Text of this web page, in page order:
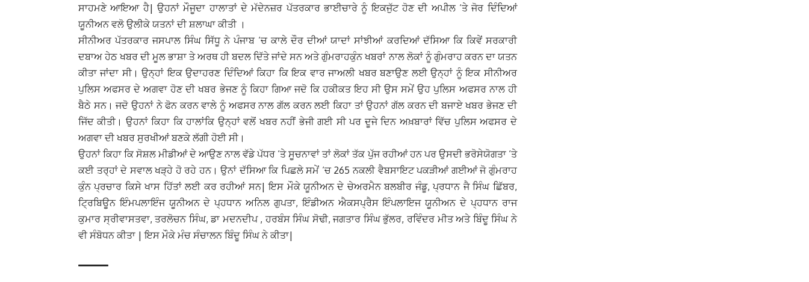
ਸਾਹਮਣੇ ਆਇਆ ਹੈ| ਉਹਨਾਂ ਮੌਜੂਦਾ ਹਾਲਾਤਾਂ ਦੇ ਮੱਦੇਨਜ਼ਰ ਪੱਤਰਕਾਰ ਭਾਈਚਾਰੇ ਨੂੰ ਇਕਜੁੱਟ ਹੋਣ ਦੀ ਅਪੀਲ ‘ਤੇ ਜੋਰ ਦਿੰਦਿਆਂ
ਯੂਨੀਅਨ ਵਲੋ ਉਲੀਕੇ ਯਤਨਾਂ ਦੀ ਸ਼ਲਾਘਾ ਕੀਤੀ ।
ਸੀਨੀਅਰ ਪੱਤਰਕਾਰ ਜਸਪਾਲ ਸਿੰਘ ਸਿੱਧੂ ਨੇ ਪੰਜਾਬ ‘ਚ ਕਾਲੇ ਦੌਰ ਦੀਆਂ ਯਾਦਾਂ ਸਾਂਝੀਆਂ ਕਰਦਿਆਂ ਦੱਸਿਆ ਕਿ ਕਿਵੇਂ ਸਰਕਾਰੀ
ਦਬਾਅ ਹੇਠ ਖਬਰ ਦੀ ਮੂਲ ਭਾਸ਼ਾ ਤੇ ਅਰਥ ਹੀ ਬਦਲ ਦਿੱਤੇ ਜਾਂਦੇ ਸਨ ਅਤੇ ਗੁੰਮਰਾਹਕੁੰਨ ਖਬਰਾਂ ਨਾਲ ਲੋਕਾਂ ਨੂੰ ਗੁੰਮਰਾਹ ਕਰਨ ਦਾ ਯਤਨ
ਕੀਤਾ ਜਾਂਦਾ ਸੀ। ਉਨ੍ਹਾਂ ਇਕ ਉਦਾਹਰਣ ਦਿੰਦਿਆਂ ਕਿਹਾ ਕਿ ਇਕ ਵਾਰ ਜਾਅਲੀ ਖਬਰ ਬਣਾਉਣ ਲਈ ਉਨ੍ਹਾਂ ਨੂੰ ਇਕ ਸੀਨੀਅਰ
ਪੁਲਿਸ ਅਫਸਰ ਦੇ ਅਗਵਾ ਹੋਣ ਦੀ ਖਬਰ ਭੇਜਣ ਨੂੰ ਕਿਹਾ ਗਿਆ ਜਦੋ ਕਿ ਹਕੀਕਤ ਇਹ ਸੀ ਉਸ ਸਮੇਂ ਉਹ ਪੁਲਿਸ ਅਫਸਰ ਨਾਲ ਹੀ
ਬੈਠੇ ਸਨ। ਜਦੋ ਉਹਨਾਂ ਨੇ ਫੋਨ ਕਰਨ ਵਾਲੇ ਨੂੰ ਅਫਸਰ ਨਾਲ ਗੱਲ ਕਰਨ ਲਈ ਕਿਹਾ ਤਾਂ ਉਹਨਾਂ ਗੱਲ ਕਰਨ ਦੀ ਬਜਾਏ ਖਬਰ ਭੇਜਣ ਦੀ
ਜਿੱਦ ਕੀਤੀ। ਉਹਨਾਂ ਕਿਹਾ ਕਿ ਹਾਲਾਂਕਿ ਉਨ੍ਹਾਂ ਵਲੋਂ ਖਬਰ ਨਹੀਂ ਭੇਜੀ ਗਈ ਸੀ ਪਰ ਦੂਜੇ ਦਿਨ ਅਖ਼ਬਾਰਾਂ ਵਿੱਚ ਪੁਲਿਸ ਅਫਸਰ ਦੇ
ਅਗਵਾ ਦੀ ਖਬਰ ਸੁਰਖੀਆਂ ਬਣਕੇ ਲੱਗੀ ਹੋਈ ਸੀ।
ਉਹਨਾਂ ਕਿਹਾ ਕਿ ਸੋਸ਼ਲ ਮੀਡੀਆਂ ਦੇ ਆਉਣ ਨਾਲ ਵੱਡੇ ਪੱਧਰ ‘ਤੇ ਸੂਚਨਾਵਾਂ ਤਾਂ ਲੋਕਾਂ ਤੱਕ ਪੁੱਜ ਰਹੀਆਂ ਹਨ ਪਰ ਉਸਦੀ ਭਰੋਸੇਯੋਗਤਾ ‘ਤੇ
ਕਈ ਤਰ੍ਹਾਂ ਦੇ ਸਵਾਲ ਖੜ੍ਹੇ ਹੋ ਰਹੇ ਹਨ। ਉਨਾਂ ਦੱਸਿਆ ਕਿ ਪਿਛਲੇ ਸਮੇਂ ‘ਚ 265 ਨਕਲੀ ਵੈਬਸਾਇਟ ਪਕੜੀਆਂ ਗਈਆਂ ਜੋ ਗੁੰਮਰਾਹ
ਕੁੰਨ ਪ੍ਰਚਾਰ ਕਿਸੇ ਖਾਸ ਹਿੱਤਾਂ ਲਈ ਕਰ ਰਹੀਆਂ ਸਨ| ਇਸ ਮੌਕੇ ਯੂਨੀਅਨ ਦੇ ਚੇਅਰਮੈਨ ਬਲਬੀਰ ਜੰਡੂ, ਪ੍ਰਧਾਨ ਜੈ ਸਿੰਘ ਛਿੱਬਰ,
ਟ੍ਰਿਬਿਊਨ ਇੰਮਪਲਾਇੰਜ ਯੂਨੀਅਨ ਦੇ ਪ੍ਹਧਾਨ ਅਨਿਲ ਗੁਪਤਾ, ਇੰਡੀਅਨ ਐਕਸਪ੍ਰੈਸ ਇੰਪਲਾਇਜ ਯੂਨੀਅਨ ਦੇ ਪ੍ਹਧਾਨ ਰਾਜ
ਕੁਮਾਰ ਸ੍ਰੀਵਾਸਤਵਾ, ਤਰਲੋਚਨ ਸਿੰਘ, ਡਾ ਮਦਨਦੀਪ , ਹਰਬੰਸ ਸਿੰਘ ਸੋਢੀ, ਜਗਤਾਰ ਸਿੰਘ ਭੁੱਲਰ, ਰਵਿੰਦਰ ਮੀਤ ਅਤੇ ਬਿੰਦੂ ਸਿੰਘ ਨੇ
ਵੀ ਸੰਬੋਧਨ ਕੀਤਾ | ਇਸ ਮੌਕੇ ਮੰਚ ਸੰਚਾਲਨ ਬਿੰਦੂ ਸਿੰਘ ਨੇ ਕੀਤਾ|